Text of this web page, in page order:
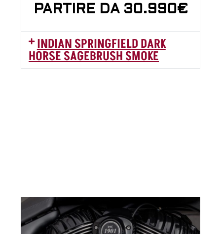
PARTIRE DA 30.990€
INDIAN SPRINGFIELD DARK
HORSE SAGEBRUSH SMOKE